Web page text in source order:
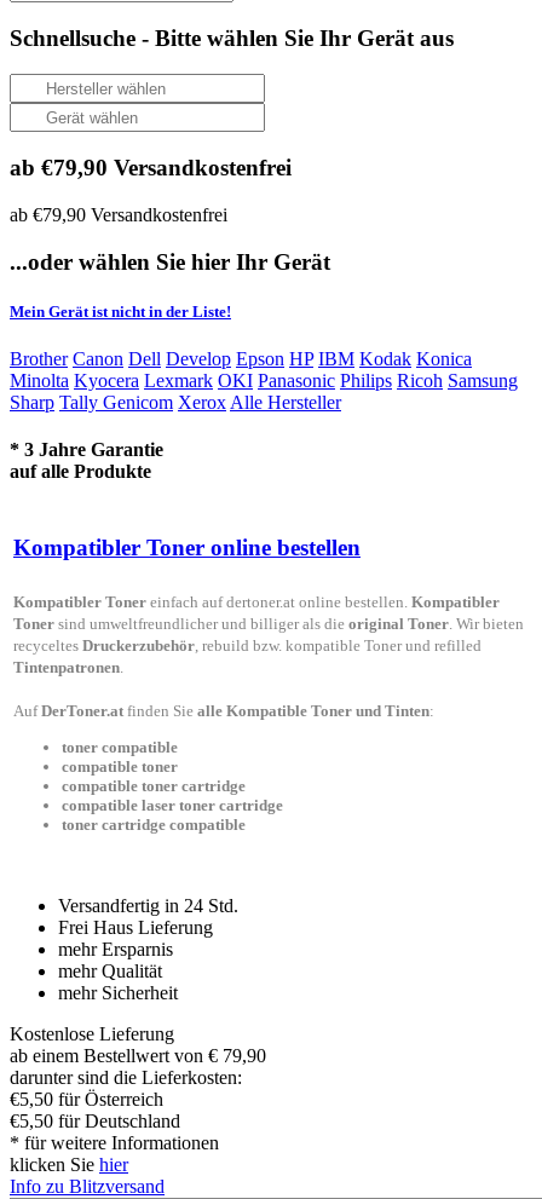
Schnellsuche - Bitte wählen Sie Ihr Gerät aus
ab €79,90 Versandkostenfrei
ab €79,90 Versandkostenfrei
...oder wählen Sie hier Ihr Gerät
Mein Gerät ist nicht in der Liste!
Brother Canon Dell Develop Epson HP IBM Kodak Konica
Minolta Kyocera Lexmark OKI Panasonic Philips Ricoh Samsung
Sharp Tally Genicom Xerox Alle Hersteller
* 3 Jahre Garantie
auf alle Produkte
Kompatibler Toner online bestellen
Kompatibler Toner einfach auf dertoner.at online bestellen. Kompatibler
Toner sind umweltfreundlicher und billiger als die original Toner. Wir bieten
recyceltes Druckerzubehör, rebuild bzw. kompatible Toner und refilled
Tintenpatronen.
AufDerToner.at finden Sie alle Kompatible Toner und Tinten:
toner compatible
compatible toner
compatible toner cartridge
compatible laser toner cartridge
toner cartridge compatible
Versandfertig in 24 Std.
Frei Haus Lieferung
mehr Ersparnis
mehr Qualität
mehr Sicherheit
Kostenlose Lieferung
ab einem Bestellwert von € 79,90
darunter sind die Lieferkosten:
€5,50 für Österreich
€5,50 für Deutschland
* für weitere Informationen
klicken Sie hier
Info zu Blitzversand